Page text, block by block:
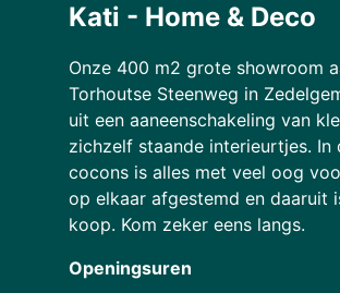
Kati - Home & Deco
Onze 400 m2 grote showroom
Torhoutse Steenweg in
uit een aaneenschakeling van
zichzelf staande interieurtjes. In
cocons is alles met veel oog
op elkaar afgestemd en daaruit
koop. Kom zeker eens langs.
Openingsuren